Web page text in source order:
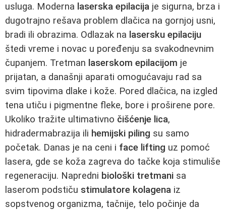
usluga. Moderna laserska epilacija je sigurna, brza i
dugotrajno rešava problem dlačica na gornjoj usni,
bradi ili obrazima. Odlazak na lasersku epilaciju
štedi vreme i novac u poređenju sa svakodnevnim
čupanjem. Tretman laserskom epilacijom je
prijatan, a današnji aparati omogućavaju rad sa
svim tipovima dlake i kože. Pored dlačica, na izgled
tena utiču i pigmentne fleke, bore i proširene pore.
Ukoliko tražite ultimativno čišćenje lica,
hidradermabrazija ili hemijski piling su samo
početak. Danas je na ceni i face lifting uz pomoć
lasera, gde se koža zagreva do tačke koja stimuliše
regeneraciju. Napredni biološki tretmani sa
laserom podstiču stimulatore kolagena iz
sopstvenog organizma, tačnije, telo počinje da